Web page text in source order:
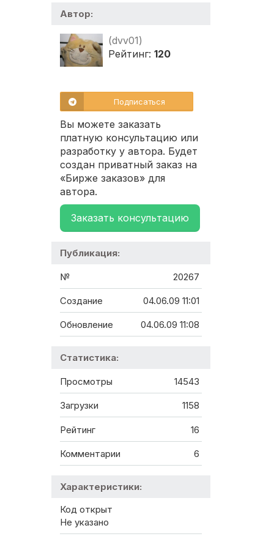
Автор:
(dvv01)
Рейтинг: 120
Подписаться
Вы можете заказать
платную консультацию или
разработку у автора. Будет
создан приватный заказ на
«Бирже заказов» для
автора.
Заказать консультацию
Публикация:
№ 20267
Создание 04.06.09 11:01
Обновление 04.06.09 11:08
Статистика:
Просмотры 14543
Загрузки 1158
Рейтинг 16
Комментарии 6
Характеристики:
Код открыт
Не указано